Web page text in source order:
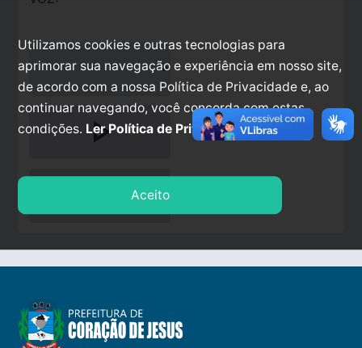
play_arrow
Utilizamos cookies e outras tecnologias para
aprimorar sua navegação e experiência em nosso site,
de acordo com a nossa Política de Privacidade e, ao
continuar navegando, você concorda com estas
condições. Ler Política de Privacidade.
Aceito